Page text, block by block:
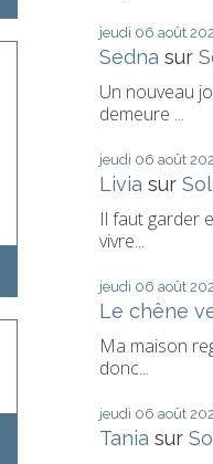
jeudi 06 août
Sedna sur
Un nouveau
demeure ...
jeudi 06 août
Livia sur
Il faut garder
vivre...
jeudi 06 août
Le chêne
Ma maison
donc...
jeudi 06 août
Tania sur